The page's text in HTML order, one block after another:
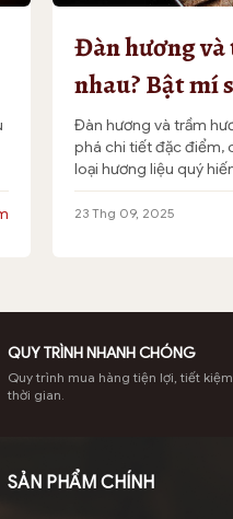
Đàn hương
nhau? Bật mí
Đàn hương và trầm
phá chi tiết đặc điểm,
loại hương liệu quý
hương và trầm hương
thường được sử dụng
23 Thg 09, 2025
QUY TRÌNH NHANH CHÓNG
Quy trình mua hàng tiện lợi, tiết kiệm
thời gian.
SẢN PHẨM CHÍNH